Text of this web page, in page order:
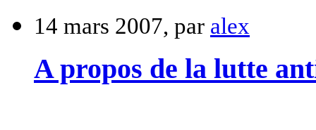
14 mars 2007, par alex
A propos de la lutte